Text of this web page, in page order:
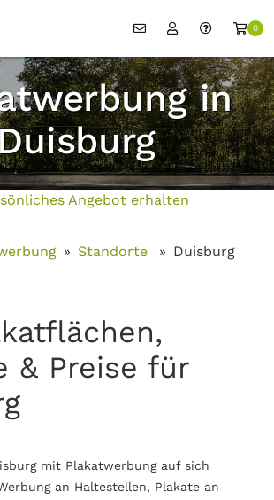
0
in
Angebot erhalten
Standorte Duisburg
& Preise für
mit Plakatwerbung auf sich
an Haltestellen, Plakate an